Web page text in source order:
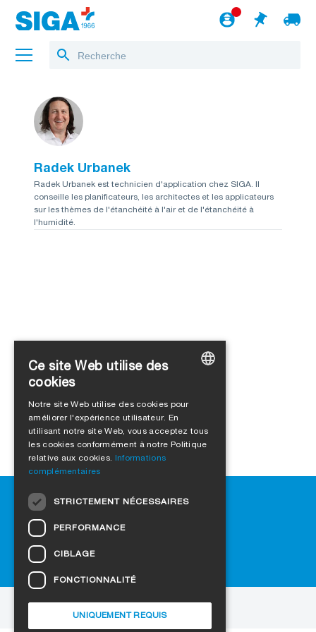
A propos de nous
Projets
Jobs
Blog
vers le webshop
Radek Urbanek
Radek Urbanek est technicien d'application chez SIGA. Il
conseille les planificateurs, les architectes et les applicateurs
sur les thèmes de l'étanchéité à l'air et de l'étanchéité à
l'humidité.
Aide
Revendeurs
FAQ
au site web
ENGLISH
FRENCH
DANISH
Ce site Web utilise des
cookies
Notre site Web utilise des cookies pour
améliorer l'expérience utilisateur. En
utilisant notre site Web, vous acceptez tous
les cookies conformément à notre Politique
relative aux cookies. Informations
complémentaires
STRICTEMENT NÉCESSAIRES
PERFORMANCE
CIBLAGE
FONCTIONNALITÉ
UNIQUEMENT REQUIS